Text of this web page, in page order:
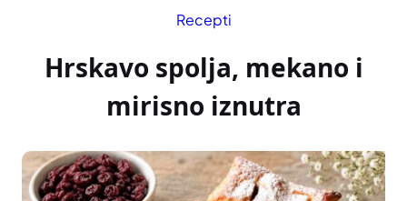
Recepti
Hrskavo spolja, mekano i
mirisno iznutra